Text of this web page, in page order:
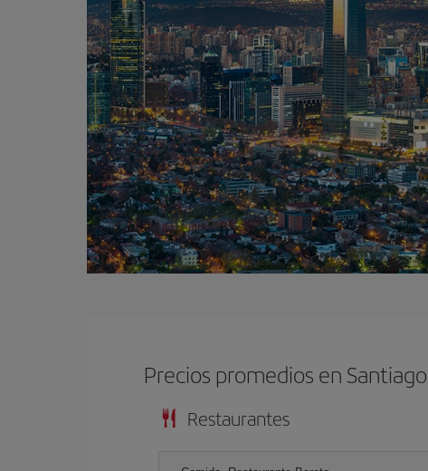
Precios promedios en
Restaurantes